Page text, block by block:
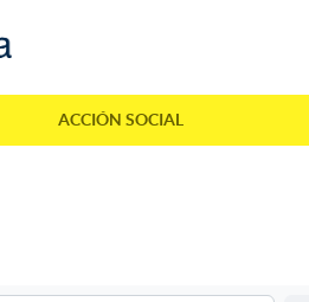
ACCIÓN SOCIAL